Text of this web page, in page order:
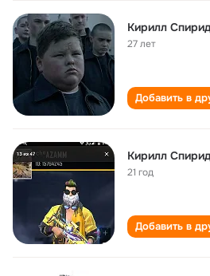
Кирилл
27 лет
Добавить в
Кирилл
21 год
Добавить в